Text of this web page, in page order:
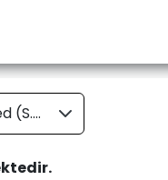
Hz. İsa’dan Hz. Muhammed (S.A.V)’e kadar geçen 600 yıllık sürede sadece 2 peygamber (nebî) var olmuştur. Aslında muhakkak çok daha fazla kavim mevcuttur ama biz 100 kavim mevcut kabul edelim. Ortalama resûl ömrünü de, olmaz ama 100 yıl kabul edelim. 600 yılda her kavimde en az 6 resûl mevcut olacağına göre, sadece 600 yılda 2 nebîye karşılık en az 600 resûlün görev yapmış olması söz konusudur.